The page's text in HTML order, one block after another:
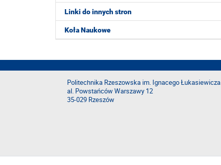
Linki do innych stron
Koła Naukowe
Politechnika Rzeszowska im. Ignacego Łukasiewicza
al. Powstańców Warszawy 12
35-029 Rzeszów